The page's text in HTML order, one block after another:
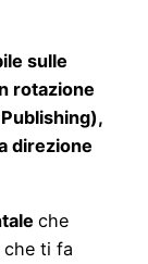
sulle
rotazione
direzione
che
che ti fa